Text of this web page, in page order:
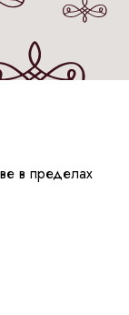
в пределах